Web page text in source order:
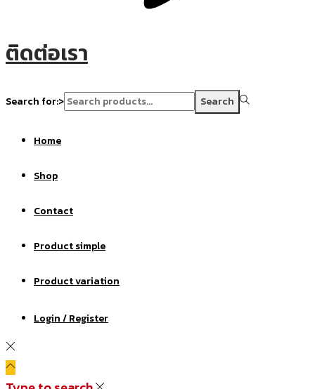
ติดต่อเรา
Search for:> Search
Home
Shop
Contact
Product simple
Product variation
Login / Register